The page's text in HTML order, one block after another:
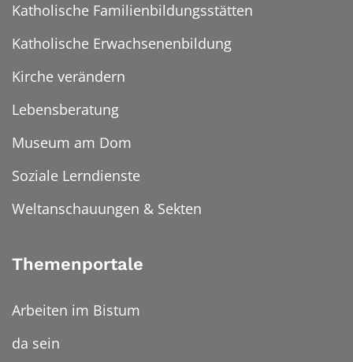
Katholische Familienbildungsstätten
Katholische Erwachsenenbildung
Kirche verändern
Lebensberatung
Museum am Dom
Soziale Lerndienste
Weltanschauungen & Sekten
Themenportale
Arbeiten im Bistum
da sein